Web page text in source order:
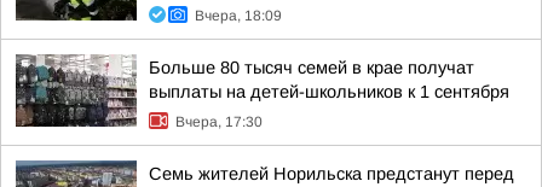
Вчера, 18:09
Больше 80 тысяч семей в крае получат
выплаты на детей-школьников к 1 сентября
Вчера, 17:30
Семь жителей Норильска предстанут перед